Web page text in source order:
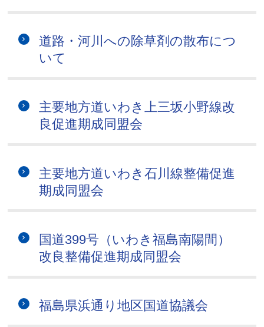
道路・河川への除草剤の散布につ
いて
主要地方道いわき上三坂小野線改
良促進期成同盟会
主要地方道いわき石川線整備促進
期成同盟会
国道399号（いわき福島南陽間）
改良整備促進期成同盟会
福島県浜通り地区国道協議会